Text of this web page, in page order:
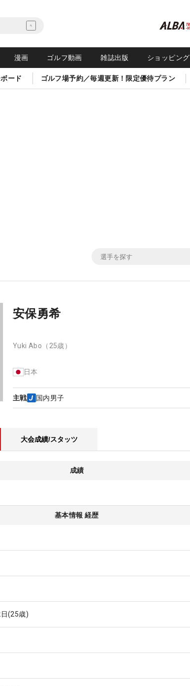
漫画 ゴルフ動画 雑誌出版 ショッピング
ード ゴルフ場予約／毎週更新！限定優待プラン
安保勇希
Yuki Abo （25歳）
日本
主戦 国内男子
大会成績/スタッツ
成績
基本情報 経歴
(25歳)